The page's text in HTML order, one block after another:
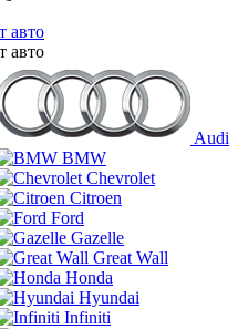
авто
авто
Audi
BMW
Chevrolet
Citroen
Ford
Gazelle
Great Wall
Honda
Hyundai
Infiniti